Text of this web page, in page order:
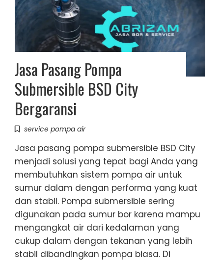
Jasa Pasang Pompa
Submersible BSD City
Bergaransi
service pompa air
Jasa pasang pompa submersible BSD City
menjadi solusi yang tepat bagi Anda yang
membutuhkan sistem pompa air untuk
sumur dalam dengan performa yang kuat
dan stabil. Pompa submersible sering
digunakan pada sumur bor karena mampu
mengangkat air dari kedalaman yang
cukup dalam dengan tekanan yang lebih
stabil dibandingkan pompa biasa. Di